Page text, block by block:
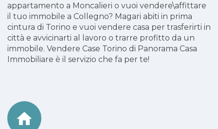
appartamento a Moncalieri o vuoi vendere\affittare
il tuo immobile a Collegno? Magari abiti in prima
cintura di Torino e vuoi vendere casa per trasferirti in
città e avvicinarti al lavoro o trarre profitto da un
immobile. Vendere Case Torino di Panorama Casa
Immobiliare è il servizio che fa per te!